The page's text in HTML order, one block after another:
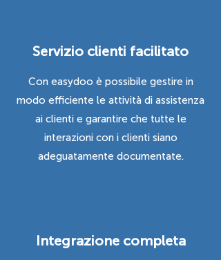
Servizio clienti facilitato
Con easydoo è possibile gestire in
modo efficiente le attività di assistenza
ai clienti e garantire che tutte le
interazioni con i clienti siano
adeguatamente documentate.
Integrazione completa